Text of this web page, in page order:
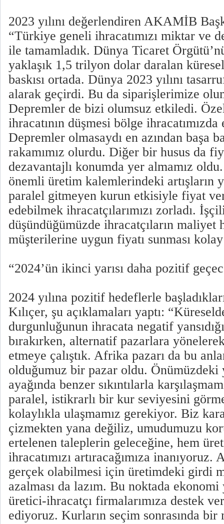
2023 yılını değerlendiren AKAMİB
“Türkiye geneli ihracatımızı miktar ve
ile tamamladık. Dünya Ticaret
yaklaşık 1,5 trilyon dolar daralan
baskısı ortada. Dünya 2023 yılını
alarak geçirdi. Bu da siparişlerimize
Depremler de bizi olumsuz etkiledi.
ihracatının düşmesi bölge
Depremler olmasaydı en azından başa
rakamımız olurdu. Diğer bir husus da
dezavantajlı konumda yer almamız
önemli üretim kalemlerindeki artışların
paralel gitmeyen kurun etkisiyle fiyat
edebilmek ihracatçılarımızı zorladı.
düşündüğümüzde ihracatçıların maliyet
müşterilerine uygun fiyatı sunması
“2024’ün ikinci yarısı daha pozitif
2024 yılına pozitif hedeflerle
Kılıçer, şu açıklamaları yaptı:
durgunluğunun ihracata negatif
bırakırken, alternatif pazarlara
etmeye çalıştık. Afrika pazarı da bu
olduğumuz bir pazar oldu. Önümüzdeki
ayağında benzer sıkıntılarla
paralel, istikrarlı bir kur seviyesini
kolaylıkla ulaşmamız gerekiyor. Biz
çizmekten yana değiliz, umudumuzu
ertelenen taleplerin geleceğine, hem
ihracatımızı artıracağımıza inanıyoruz.
gerçek olabilmesi için üretimdeki girdi
azalması da lazım. Bu noktada
üretici-ihracatçı firmalarımıza destek
ediyoruz. Kurların seçim sonrasında bir